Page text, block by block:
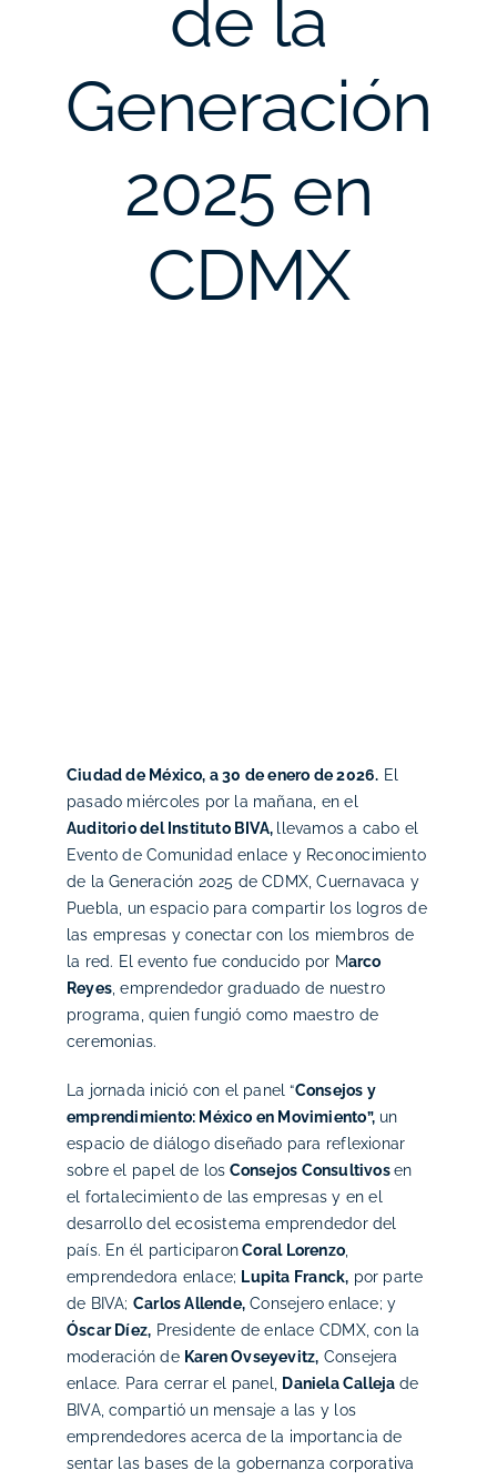
de la
Generación
2025 en
CDMX
Ciudad de México, a 30 de enero de 2026. El
pasado miércoles por la mañana, en el
Auditorio del Instituto BIVA,
llevamos a cabo el
Evento de Comunidad enlace y Reconocimiento
de la Generación 2025 de CDMX, Cuernavaca y
Puebla, un espacio para compartir los logros de
las empresas y conectar con los miembros de
la red. El evento fue conducido por Marco
Reyes , emprendedor graduado de nuestro
programa, quien fungió como maestro de
ceremonias.
La jornada inició con el panel “Consejos y
emprendimiento: México en Movimiento”,un
espacio de diálogo diseñado para reflexionar
sobre el papel de los Consejos Consultivosen
el fortalecimiento de las empresas y en el
desarrollo del ecosistema emprendedor del
país. En él participaronCoral Lorenzo,
emprendedora enlace; Lupita Franck, por parte
de BIVA; Carlos Allende, Consejero enlace; y
Óscar Díez, Presidente de enlace CDMX, con la
moderación de Karen Ovseyevitz, Consejera
enlace. Para cerrar el panel,
Daniela Calleja de
BIVA, compartió un mensaje a las y los
emprendedores acerca de la importancia de
sentar las bases de la gobernanza corporativa